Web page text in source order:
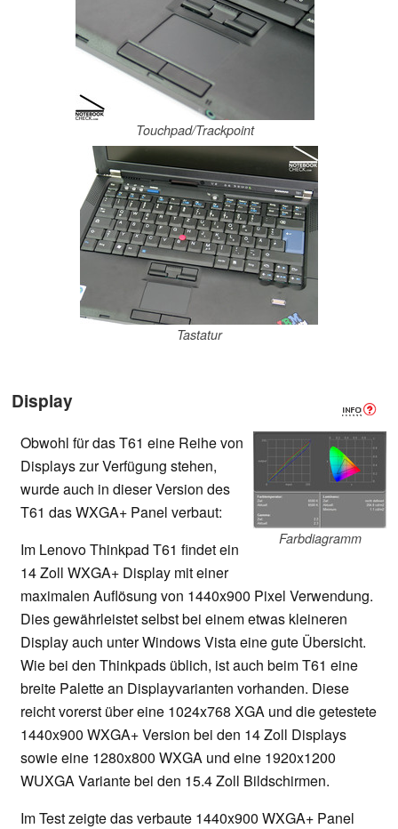
Touchpad/Trackpoint
Tastatur
Display
Farbdiagramm
Obwohl für das T61 eine Reihe von
Displays zur Verfügung stehen,
wurde auch in dieser Version des
T61 das WXGA+ Panel verbaut:
Im Lenovo Thinkpad T61 findet ein
14 Zoll WXGA+ Display mit einer
maximalen Auflösung von 1440x900 Pixel Verwendung.
Dies gewährleistet selbst bei einem etwas kleineren
Display auch unter Windows Vista eine gute Übersicht.
Wie bei den Thinkpads üblich, ist auch beim T61 eine
breite Palette an Displayvarianten vorhanden. Diese
reicht vorerst über eine 1024x768 XGA und die getestete
1440x900 WXGA+ Version bei den 14 Zoll Displays
sowie eine 1280x800 WXGA und eine 1920x1200
WUXGA Variante bei den 15.4 Zoll Bildschirmen.
Im Test zeigte das verbaute 1440x900 WXGA+ Panel